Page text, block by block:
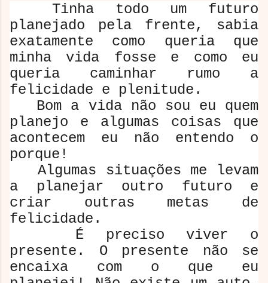
Tinha todo um futuro
planejado pela frente, sabia
exatamente como queria que
minha vida fosse e como eu
queria caminhar rumo a
felicidade e plenitude.
Bom a vida não sou eu quem
planejo e algumas coisas que
acontecem eu não entendo o
porque!
Algumas situações me levam
a planejar outro futuro e
criar outras metas de
felicidade.
É preciso viver o
presente. O presente não se
encaixa com o que eu